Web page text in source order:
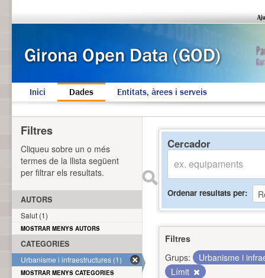
Inici Dades Entitats, àrees i serveis
Cercador
Ordenar resultats per
Filtres
Grups:
Urbanisme i
Límit
Filtres
Cliqueu sobre un o més
termes de la llista següent
per filtrar els resultats.
AUTORS
Salut (1)
MOSTRAR MENYS AUTORS
CATEGORIES
Urbanisme i infraestructures (1)
MOSTRAR MENYS CATEGORIES